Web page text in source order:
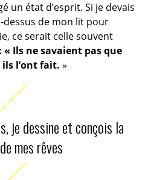
un état d’esprit. Si je devais
de mon lit pour
ce serait celle souvent
« Ils ne savaient pas que
l’ont fait. »
je dessine et conçois la
mes rêves